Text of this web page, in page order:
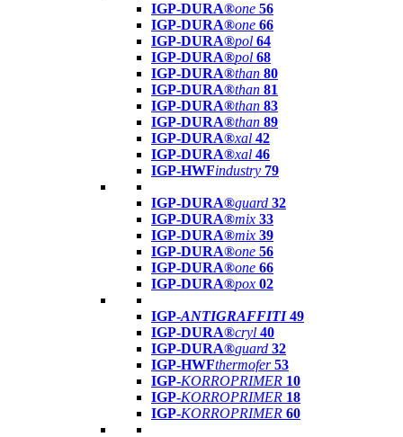
IGP-DURA®one 56
IGP-DURA®one 66
IGP-DURA®pol 64
IGP-DURA®pol 68
IGP-DURA®than 80
IGP-DURA®than 81
IGP-DURA®than 83
IGP-DURA®than 89
IGP-DURA®xal 42
IGP-DURA®xal 46
IGP-HWFindustry 79
IGP-DURA®guard 32
IGP-DURA®mix 33
IGP-DURA®mix 39
IGP-DURA®one 56
IGP-DURA®one 66
IGP-DURA®pox 02
IGP-ANTIGRAFFITI49
IGP-DURA®cryl 40
IGP-DURA®guard 32
IGP-HWFthermofer 53
IGP-KORROPRIMER 10
IGP-KORROPRIMER 18
IGP-KORROPRIMER 60